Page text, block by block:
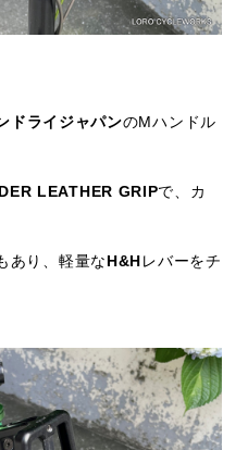
ドライジャパンのMハンドル
LEATHER GRIPで、カ
あり、軽量なH&Hレバーをチ